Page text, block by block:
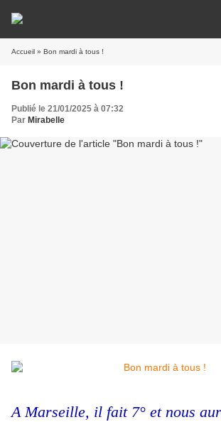
Accueil » Bon mardi à tous !
Bon mardi à tous !
Publié le 21/01/2025 à 07:32
Par Mirabelle
A Marseille, il fait 7° et nous